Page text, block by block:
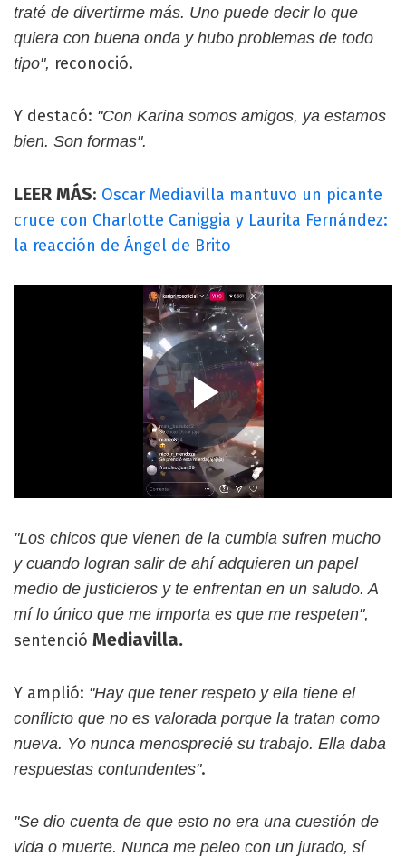
traté de divertirme más. Uno puede decir lo que
quiera con buena onda y hubo problemas de todo
tipo", reconoció.
Y destacó: "Con Karina somos amigos, ya estamos
bien. Son formas".
LEER MÁS: Oscar Mediavilla mantuvo un picante
cruce con Charlotte Caniggia y Laurita Fernández:
la reacción de Ángel de Brito
"Los chicos que vienen de la cumbia sufren mucho
y cuando logran salir de ahí adquieren un papel
medio de justicieros y te enfrentan en un saludo. A
mí lo único que me importa es que me respeten",
sentenció Mediavilla.
Y amplió: "Hay que tener respeto y ella tiene el
conflicto que no es valorada porque la tratan como
nueva. Yo nunca menosprecié su trabajo. Ella daba
respuestas contundentes".
"Se dio cuenta de que esto no era una cuestión de
vida o muerte. Nunca me peleo con un jurado, sí